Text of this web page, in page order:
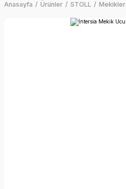
Anasayfa Ürünler STOLL Mekikler